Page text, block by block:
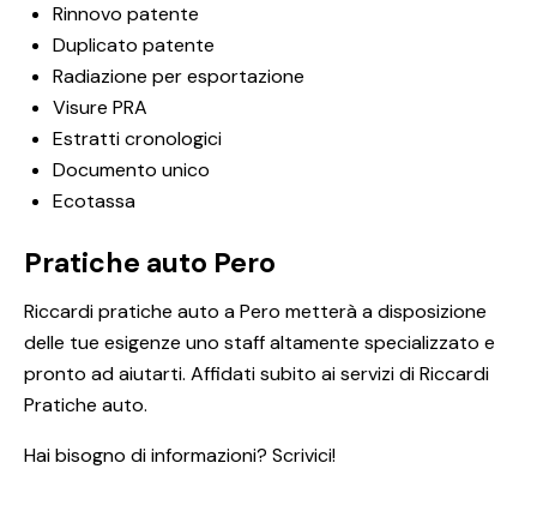
Rinnovo patente
Duplicato patente
Radiazione per esportazione
Visure PRA
Estratti cronologici
Documento unico
Ecotassa
Pratiche auto Pero
Riccardi pratiche auto a Pero metterà a disposizione
delle tue esigenze uno staff altamente specializzato e
pronto ad aiutarti. Affidati subito ai servizi di Riccardi
Pratiche auto.
Hai bisogno di informazioni? Scrivici!